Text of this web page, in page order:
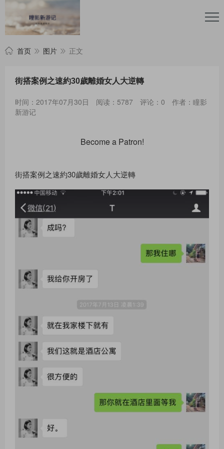
首页 图片 正文
街搭案例之速約30歲離婚女人大逆轉
时间：2017年07月30日 阅读：5787 评论：0
作者：瞳影
新游记
Become a Patron!
街搭案例之速約30歲離婚女人大逆轉